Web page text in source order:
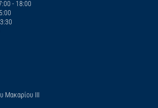
- 18:00
Μακαρίου ΙΙΙ